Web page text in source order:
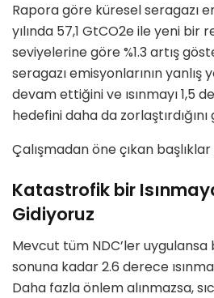
Rapora göre küresel seragazı
yılında 57,1 GtCO2e ile yeni bir
seviyelerine göre %1.3 artış
seragazı emisyonlarının
devam ettiğini ve ısınmayı 1,5
hedefini daha da
Çalışmadan öne çıkan başlıklar
Katastrofik bir
Gidiyoruz
Mevcut tüm NDC’ler uygulansa
sonuna kadar 2.6 derece
Daha fazla önlem alınmazsa,